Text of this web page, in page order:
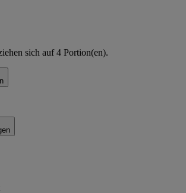
sich auf4 Portion(en).